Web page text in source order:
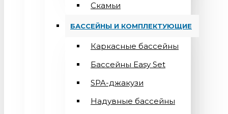
Скамьи
БАССЕЙНЫ И КОМПЛЕКТУЮЩИЕ
Каркасные бассейны
Бассейны Easy Set
SPA-джакузи
Надувные бассейны